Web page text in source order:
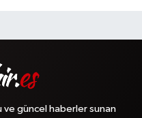
ve güncel haberler sunan